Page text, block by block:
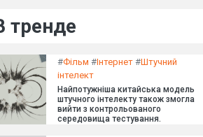
тренде
#Фільм #Інтернет #Штучний
інтелект
Найпотужніша китайська модель
штучного інтелекту також змогла
вийти з контрольованого
середовища тестування.